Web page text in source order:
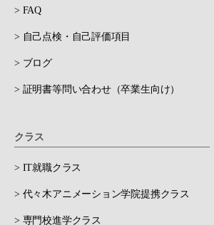
> FAQ
> 自己点検・自己評価項目
> ブログ
> 証明書等問い合わせ（卒業生向け）
クラス
> IT就職クラス
> 代々木アニメーション学院提携クラス
> 専門校進学クラス